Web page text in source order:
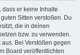
dass er keine Inhalte
Sitten verstoßen. Du
die in deinen
bzw. zu verwenden.
Bei Verstößen gegen
Board veröffentlichten